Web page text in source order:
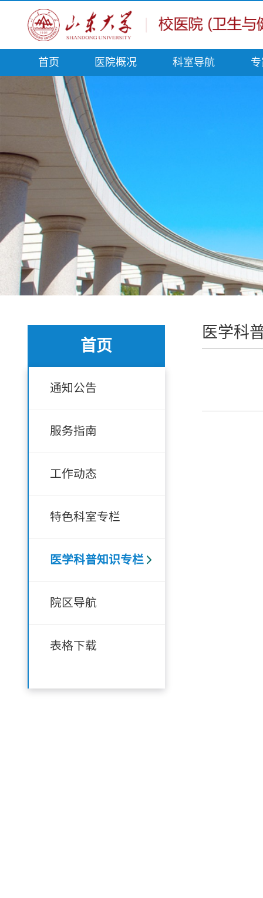
首页 医院概况 科室导航
首页
通知公告
服务指南
工作动态
特色科室专栏
医学科普知识专栏
院区导航
表格下载
医学科